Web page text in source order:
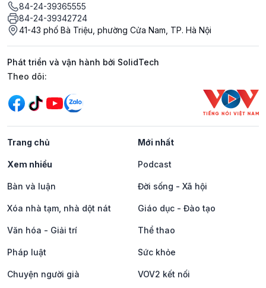
84-24-39365555
84-24-39342724
41-43 phố Bà Triệu, phường Cửa Nam, TP. Hà Nội
Phát triển và vận hành bởi SolidTech
Mạng xã hội
Theo dõi:
Trang chủ Mới nhất
Xem nhiều Podcast
Bàn và luận Đời sống - Xã hội
Xóa nhà tạm, nhà dột nát Giáo dục - Đào tạo
Văn hóa - Giải trí Thể thao
Pháp luật Sức khỏe
Chuyện người già VOV2 kết nối